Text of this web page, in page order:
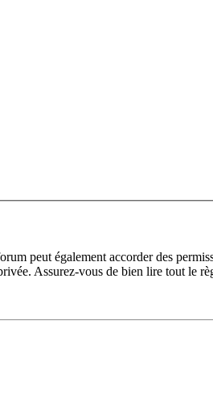
peut également accorder des
Assurez-vous de bien lire tout le